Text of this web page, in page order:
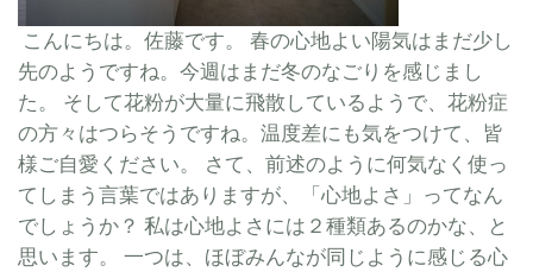
こんにちは。佐藤です。 春の心地よい陽気はまだ少し
先のようですね。今週はまだ冬のなごりを感じまし
た。 そして花粉が大量に飛散しているようで、花粉症
の方々はつらそうですね。温度差にも気をつけて、皆
様ご自愛ください。 さて、前述のように何気なく使っ
てしまう言葉ではありますが、「心地よさ」ってなん
でしょうか？ 私は心地よさには２種類あるのかな、と
思います。 一つは、ほぼみんなが同じように感じる心